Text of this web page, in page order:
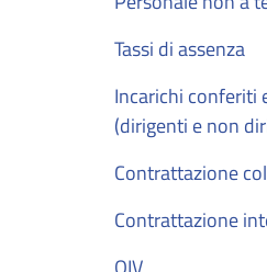
Tassi di assenza
Incarichi conferiti
(dirigenti e non
Contrattazione
Contrattazione